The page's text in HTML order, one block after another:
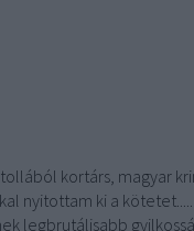
kortárs, magyar
nyitottam ki a
legbrutálisabb